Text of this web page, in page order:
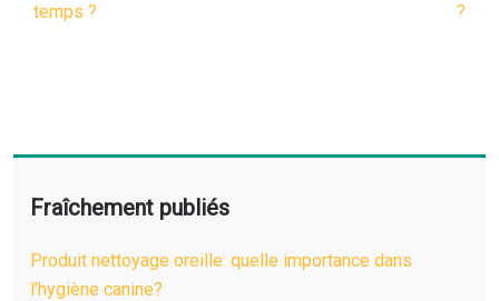
temps ?
?
Fraîchement publiés
Produit nettoyage oreille: quelle importance dans
l’hygiène canine?